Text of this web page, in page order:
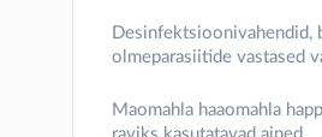
Desinfektsioonivahendid, biotsiidid ja
olmeparasiitide vastased
Maomahla haaomahla happesusega seotud häirete